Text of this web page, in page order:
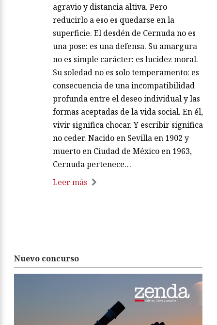
agravio y distancia altiva. Pero
reducirlo a eso es quedarse en la
superficie. El desdén de Cernuda no es
una pose: es una defensa. Su amargura
no es simple carácter: es lucidez moral.
Su soledad no es solo temperamento: es
consecuencia de una incompatibilidad
profunda entre el deseo individual y las
formas aceptadas de la vida social. En él,
vivir significa chocar. Y escribir significa
no ceder. Nacido en Sevilla en 1902 y
muerto en Ciudad de México en 1963,
Cernuda pertenece…
Leer más
Nuevo concurso